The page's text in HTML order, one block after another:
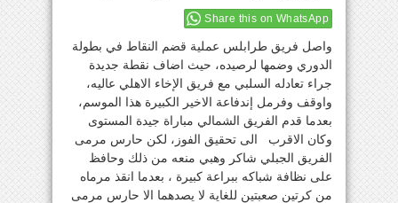
Share this on WhatsApp
واصل فريق طرابلس عملية قضم النقاط في بطولة
الدوري وضمها لرصيده، حيث اضاف نقطة جديدة
جراء تعادله السلبي مع فريق الإخاء الاهلي عاليه،
واوقف وفرمل إندفاعة الاخير الكبيرة هذا الموسم،
بعدما قدم الفريق الشمالي مباراة جيدة المستوى
وكان الاقرب الى تحقيق الفوز، لكن حارس مرمى
الفريق الجبلي شاكر وهبي منعه من ذلك وحافظ
على نظافة شباكه ببراعة كبيرة ، بعدما انقذ مرماه
من كرتين صعبتين للغاية لا يصدهما الا حارس مرمى